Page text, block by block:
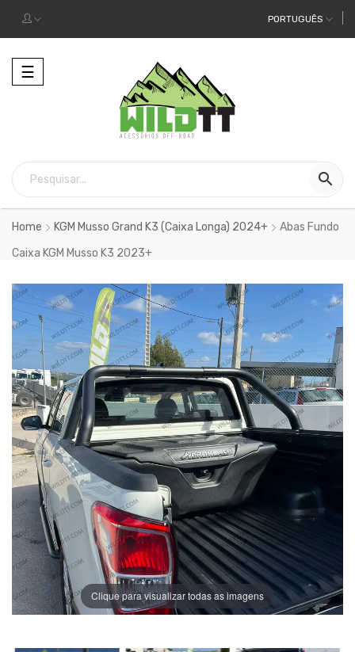
PORTUGUÊS
Alternar
a
☰

Home KGM Musso Grand K3 (Caixa Longa) 2024+
Abas Fundo
Caixa KGM Musso K3 2023+
Clique para visualizar todas as imagens